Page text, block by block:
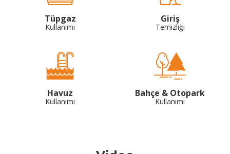
Tüpgaz
Kullanımı
Giriş
Temizliği
Havuz
Kullanımı
Bahçe & Otopark
Kullanımı